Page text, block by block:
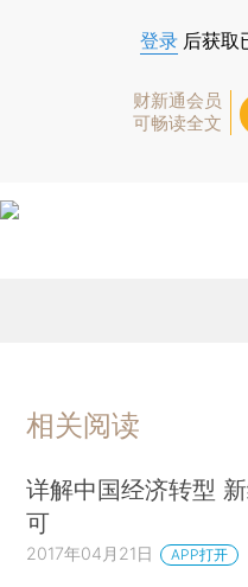
登录 后获取
财新通会员
可畅读全文
相关阅读
详解中国经济转型
可
2017年04月21日 APP打开